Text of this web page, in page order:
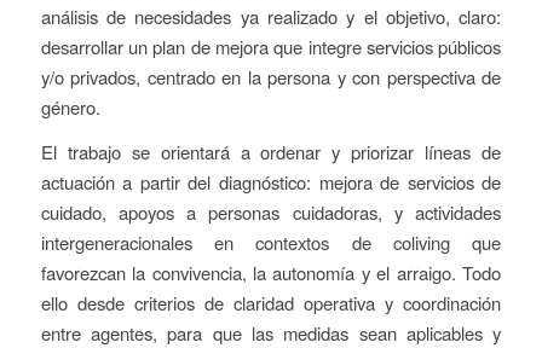
análisis de necesidades ya realizado y el objetivo, claro:
desarrollar un plan de mejora que integre servicios públicos
y/o privados, centrado en la persona y con perspectiva de
género.
El trabajo se orientará a ordenar y priorizar líneas de
actuación a partir del diagnóstico: mejora de servicios de
cuidado, apoyos a personas cuidadoras, y actividades
intergeneracionales en contextos de coliving que
favorezcan la convivencia, la autonomía y el arraigo. Todo
ello desde criterios de claridad operativa y coordinación
entre agentes, para que las medidas sean aplicables y